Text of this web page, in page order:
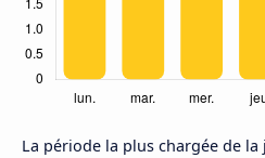
La période la plus chargée de la